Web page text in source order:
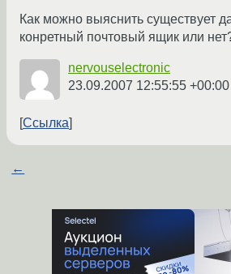
Как можно выяснить существует
конретный почтовый ящик или
nervouselectronic
23.09.2007 12:55:55 +00:00
Ссылка
←